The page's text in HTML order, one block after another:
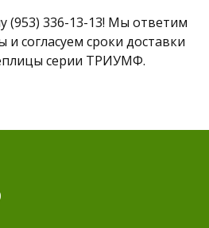
(953) 336-13-13! Мы ответим
согласуем сроки доставки
серии ТРИУМФ.